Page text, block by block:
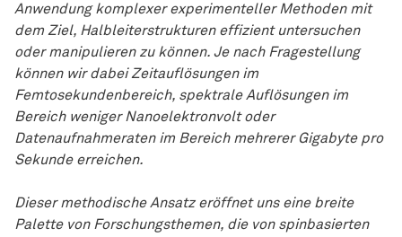
Anwendung komplexer experimenteller Methoden mit
dem Ziel, Halbleiterstrukturen effizient untersuchen
oder manipulieren zu können. Je nach Fragestellung
können wir dabei Zeitauflösungen im
Femtosekundenbereich, spektrale Auflösungen im
Bereich weniger Nanoelektronvolt oder
Datenaufnahmeraten im Bereich mehrerer Gigabyte pro
Sekunde erreichen.
Dieser methodische Ansatz eröffnet uns eine breite
Palette von Forschungsthemen, die von spinbasierten